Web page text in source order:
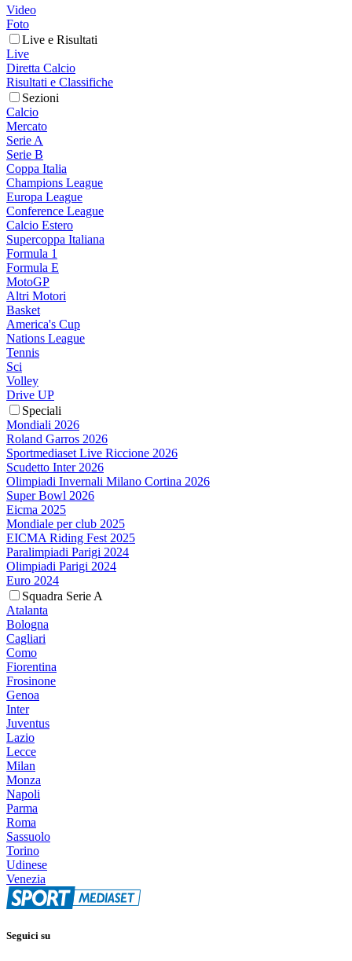
Video
Foto
Live e Risultati
Live
Diretta Calcio
Risultati e Classifiche
Sezioni
Calcio
Mercato
Serie A
Serie B
Coppa Italia
Champions League
Europa League
Conference League
Calcio Estero
Supercoppa Italiana
Formula 1
Formula E
MotoGP
Altri Motori
Basket
America's Cup
Nations League
Tennis
Sci
Volley
Drive UP
Speciali
Mondiali 2026
Roland Garros 2026
Sportmediaset Live Riccione 2026
Scudetto Inter 2026
Olimpiadi Invernali Milano Cortina 2026
Super Bowl 2026
Eicma 2025
Mondiale per club 2025
EICMA Riding Fest 2025
Paralimpiadi Parigi 2024
Olimpiadi Parigi 2024
Euro 2024
Squadra Serie A
Atalanta
Bologna
Cagliari
Como
Fiorentina
Frosinone
Genoa
Inter
Juventus
Lazio
Lecce
Milan
Monza
Napoli
Parma
Roma
Sassuolo
Torino
Udinese
Venezia
Seguici su